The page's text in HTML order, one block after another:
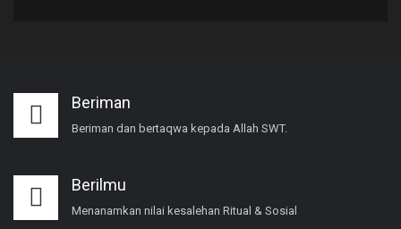
Beriman
Beriman dan bertaqwa kepada Allah SWT.
Berilmu
Menanamkan nilai kesalehan Ritual & Sosial